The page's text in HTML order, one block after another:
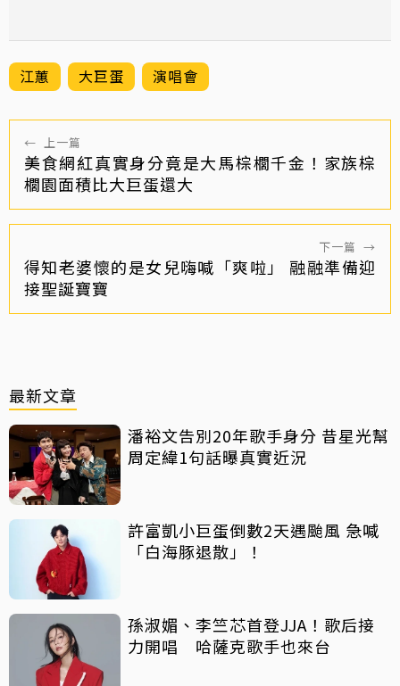
江蕙 大巨蛋 演唱會
← 上一篇
美食網紅真實身分竟是大馬棕櫚千金！家族棕
櫚園面積比大巨蛋還大
下一篇 →
得知老婆懷的是女兒嗨喊「爽啦」 融融準備迎
接聖誕寶寶
最新文章
潘裕文告別20年歌手身分 昔星光幫
周定緯1句話曝真實近況
許富凱小巨蛋倒數2天遇颱風 急喊
「白海豚退散」！
孫淑媚、李竺芯首登JJA！歌后接
力開唱 哈薩克歌手也來台